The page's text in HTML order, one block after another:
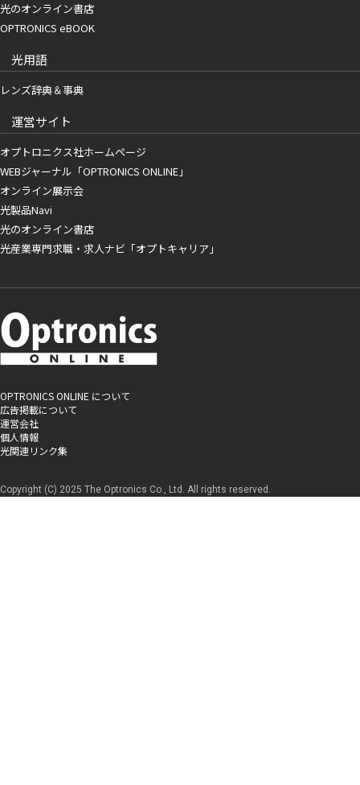
光のオンライン書店
OPTRONICS eBOOK
光用語
レンズ辞典＆事典
運営サイト
オプトロニクス社ホームページ
WEBジャーナル「OPTRONICS ONLINE」
オンライン展示会
光製品Navi
光のオンライン書店
光産業専門求職・求人ナビ「オプトキャリア」
OPTRONICS ONLINE について
広告掲載について
運営会社
個人情報
光関連リンク集
Copyright (C) 2025 The Optronics Co., Ltd. All rights reserved.